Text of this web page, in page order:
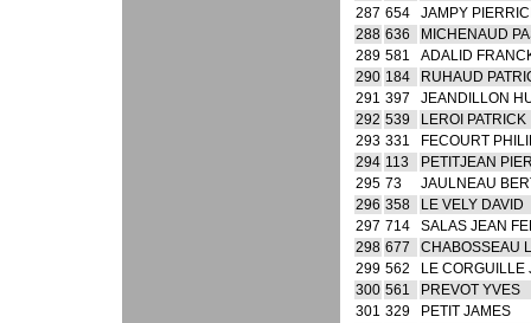
287 654
JAMPY
288 636
MICHENAUD
289 581
ADALID
290 184
RUHAUD
291 397
JEANDILLON
292 539
LEROI PATRICK
293 331
FECOURT
294 113
PETITJEAN
295 73
JAULNEAU
296 358
LE VELY DAVID
297 714
SALAS JEAN
298 677
CHABOSSEAU
299 562
LE CORGUILLE
300 561
PREVOT YVES
301 329
PETIT JAMES